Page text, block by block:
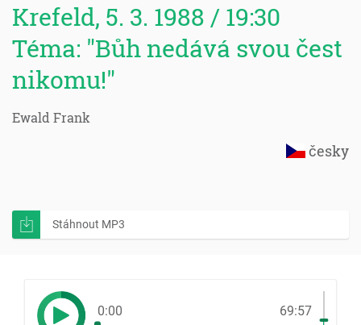
Krefeld, 5. 3. 1988 / 19:30
Téma: "Bůh nedává svou čest
nikomu!"
Ewald Frank
česky
Stáhnout MP3
0:00 69:57